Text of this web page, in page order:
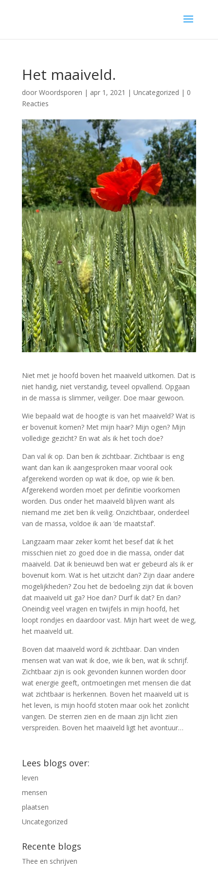
Het maaiveld.
door Woordsporen | apr 1, 2021 | Uncategorized | 0
Reacties
Niet met je hoofd boven het maaiveld uitkomen. Dat is
niet handig, niet verstandig, teveel opvallend. Opgaan
in de massa is slimmer, veiliger. Doe maar gewoon.
Wie bepaald wat de hoogte is van het maaiveld? Wat is
er bovenuit komen? Met mijn haar? Mijn ogen? Mijn
volledige gezicht? En wat als ik het toch doe?
Dan val ik op. Dan ben ik zichtbaar. Zichtbaar is eng
want dan kan ik aangesproken maar vooral ook
afgerekend worden op wat ik doe, op wie ik ben.
Afgerekend worden moet per definitie voorkomen
worden. Dus onder het maaiveld blijven want als
niemand me ziet ben ik veilig. Onzichtbaar, onderdeel
van de massa, voldoe ik aan ‘de maatstaf’.
Langzaam maar zeker komt het besef dat ik het
misschien niet zo goed doe in die massa, onder dat
maaiveld. Dat ik benieuwd ben wat er gebeurd als ik er
bovenuit kom. Wat is het uitzicht dan? Zijn daar andere
mogelijkheden? Zou het de bedoeling zijn dat ik boven
dat maaiveld uit ga? Hoe dan? Durf ik dat? En dan?
Oneindig veel vragen en twijfels in mijn hoofd, het
loopt rondjes en daardoor vast. Mijn hart weet de weg,
het maaiveld uit.
Boven dat maaiveld word ik zichtbaar. Dan vinden
mensen wat van wat ik doe, wie ik ben, wat ik schrijf.
Zichtbaar zijn is ook gevonden kunnen worden door
wat energie geeft, ontmoetingen met mensen die dat
wat zichtbaar is herkennen. Boven het maaiveld uit is
het leven, is mijn hoofd stoten maar ook het zonlicht
vangen. De sterren zien en de maan zijn licht zien
verspreiden. Boven het maaiveld ligt het avontuur…
Lees blogs over:
leven
mensen
plaatsen
Uncategorized
Recente blogs
Thee en schrijven